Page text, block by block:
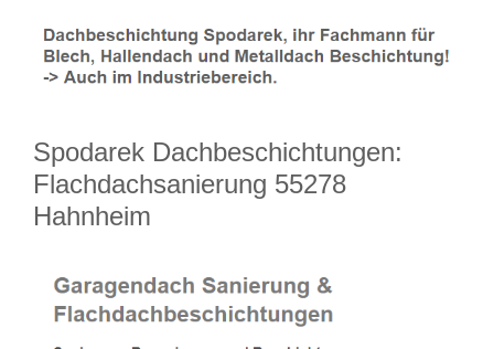
Spodarek Dachbeschichtungen:
Flachdachsanierung 55278
Hahnheim